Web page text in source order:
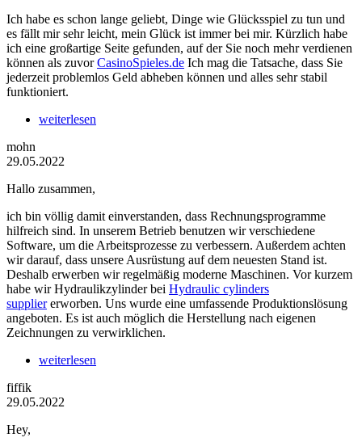
Ich habe es schon lange geliebt, Dinge wie Glücksspiel zu tun und
es fällt mir sehr leicht, mein Glück ist immer bei mir. Kürzlich habe
ich eine großartige Seite gefunden, auf der Sie noch mehr verdienen
können als zuvorCasinoSpieles.de Ich mag die Tatsache, dass Sie
jederzeit problemlos Geld abheben können und alles sehr stabil
funktioniert.
weiterlesen
mohn
29.05.2022
Hallo zusammen,
ich bin völlig damit einverstanden, dass Rechnungsprogramme
hilfreich sind. In unserem Betrieb benutzen wir verschiedene
Software, um die Arbeitsprozesse zu verbessern. Außerdem achten
wir darauf, dass unsere Ausrüstung auf dem neuesten Stand ist.
Deshalb erwerben wir regelmäßig moderne Maschinen. Vor kurzem
habe wir Hydraulikzylinder bei Hydraulic cylinders
suppliererworben. Uns wurde eine umfassende Produktionslösung
angeboten. Es ist auch möglich die Herstellung nach eigenen
Zeichnungen zu verwirklichen.
weiterlesen
fiffik
29.05.2022
Hey,